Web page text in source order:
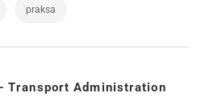
praksa
Transport Administration